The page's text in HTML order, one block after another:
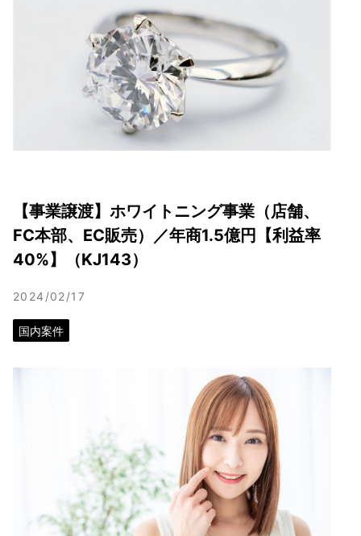
【事業譲渡】ホワイトニング事業（店舗、
FC本部、EC販売）／年商1.5億円【利益率
40%】（KJ143）
2024/02/17
国内案件